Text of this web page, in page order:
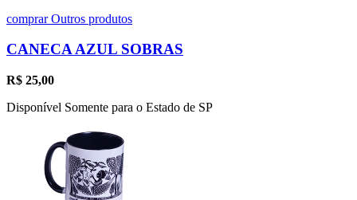
comprarOutros produtos
CANECA AZUL SOBRAS
R$ 25,00
Disponível Somente para o Estado de SP